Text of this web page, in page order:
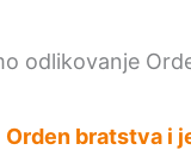
Orden bratstva i